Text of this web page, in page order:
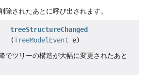
除されたあとに呼び出されます。
treeStructureChanged
(TreeModelEvent e)
でツリーの構造が大幅に変更されたあと